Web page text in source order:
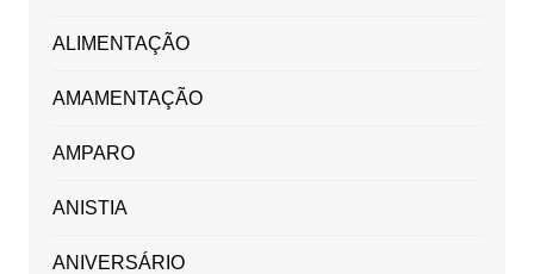
ALIMENTAÇÃO
AMAMENTAÇÃO
AMPARO
ANISTIA
ANIVERSÁRIO